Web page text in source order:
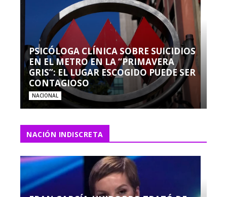
PSICÓLOGA CLÍNICA SOBRE SUICIDIOS
EN EL METRO EN LA “PRIMAVERA
GRIS”: EL LUGAR ESCOGIDO PUEDE SER
CONTAGIOSO
NACIONAL
NACIÓN INDISCRETA